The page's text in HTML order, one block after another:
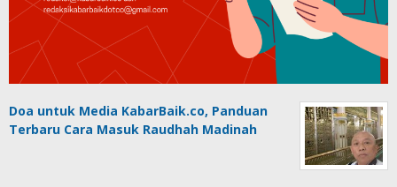
Doa untuk Media KabarBaik.co, Panduan
Terbaru Cara Masuk Raudhah Madinah